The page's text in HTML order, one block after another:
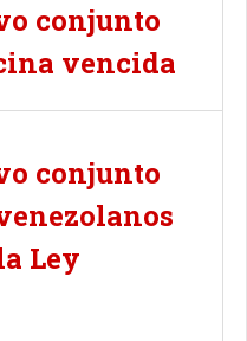
conjunto
vencida
conjunto
Ley